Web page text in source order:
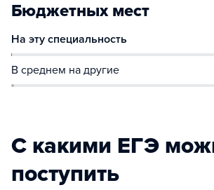
Бюджетных мест
На эту специальность
В среднем на другие
С какими ЕГЭ
поступить